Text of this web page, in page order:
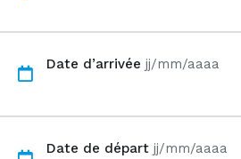
Date d’arrivée jj/mm/aaaa
Date de départ jj/mm/aaaa